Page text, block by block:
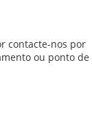
contacte-nos por
ou ponto de